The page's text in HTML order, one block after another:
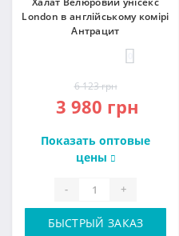
London в англійському комірі
Антрацит
6 123 грн
3 980 грн
Показать оптовые
цены
- +
БЫСТРЫЙ ЗАКАЗ